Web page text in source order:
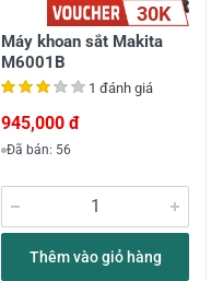
30K
Máy khoan sắt Makita
M6001B
1 đánh giá
945,000 đ
Đã bán: 56
Thêm vào giỏ hàng